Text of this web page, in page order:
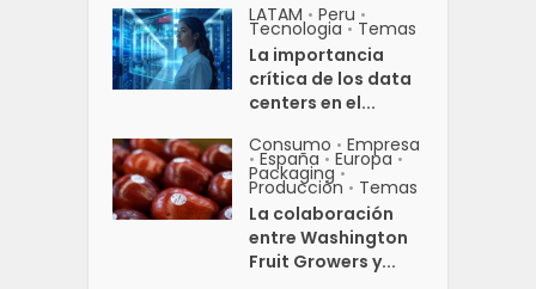
LATAM • Peru •
Tecnologia • Temas
La importancia
crítica de los data
centers en el...
Consumo • Empresa
• España • Europa •
Packaging •
Producción • Temas
La colaboración
entre Washington
Fruit Growers y...